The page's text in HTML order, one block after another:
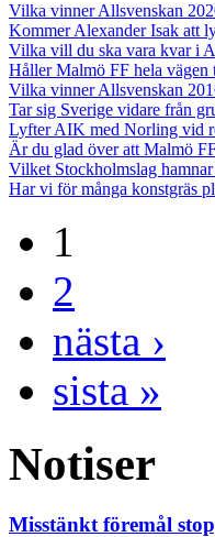
Vilka vinner Allsvenskan
Kommer Alexander Isak att
Vilka vill du ska vara kvar i
Håller Malmö FF hela
Vilka vinner Allsvenskan
Tar sig Sverige vidare från
Lyfter AIK med Norling vid
Är du glad över att Malmö
Vilket Stockholmslag
Har vi för många konstgräs
1
2
nästa ›
sista »
Notiser
Misstänkt föremål